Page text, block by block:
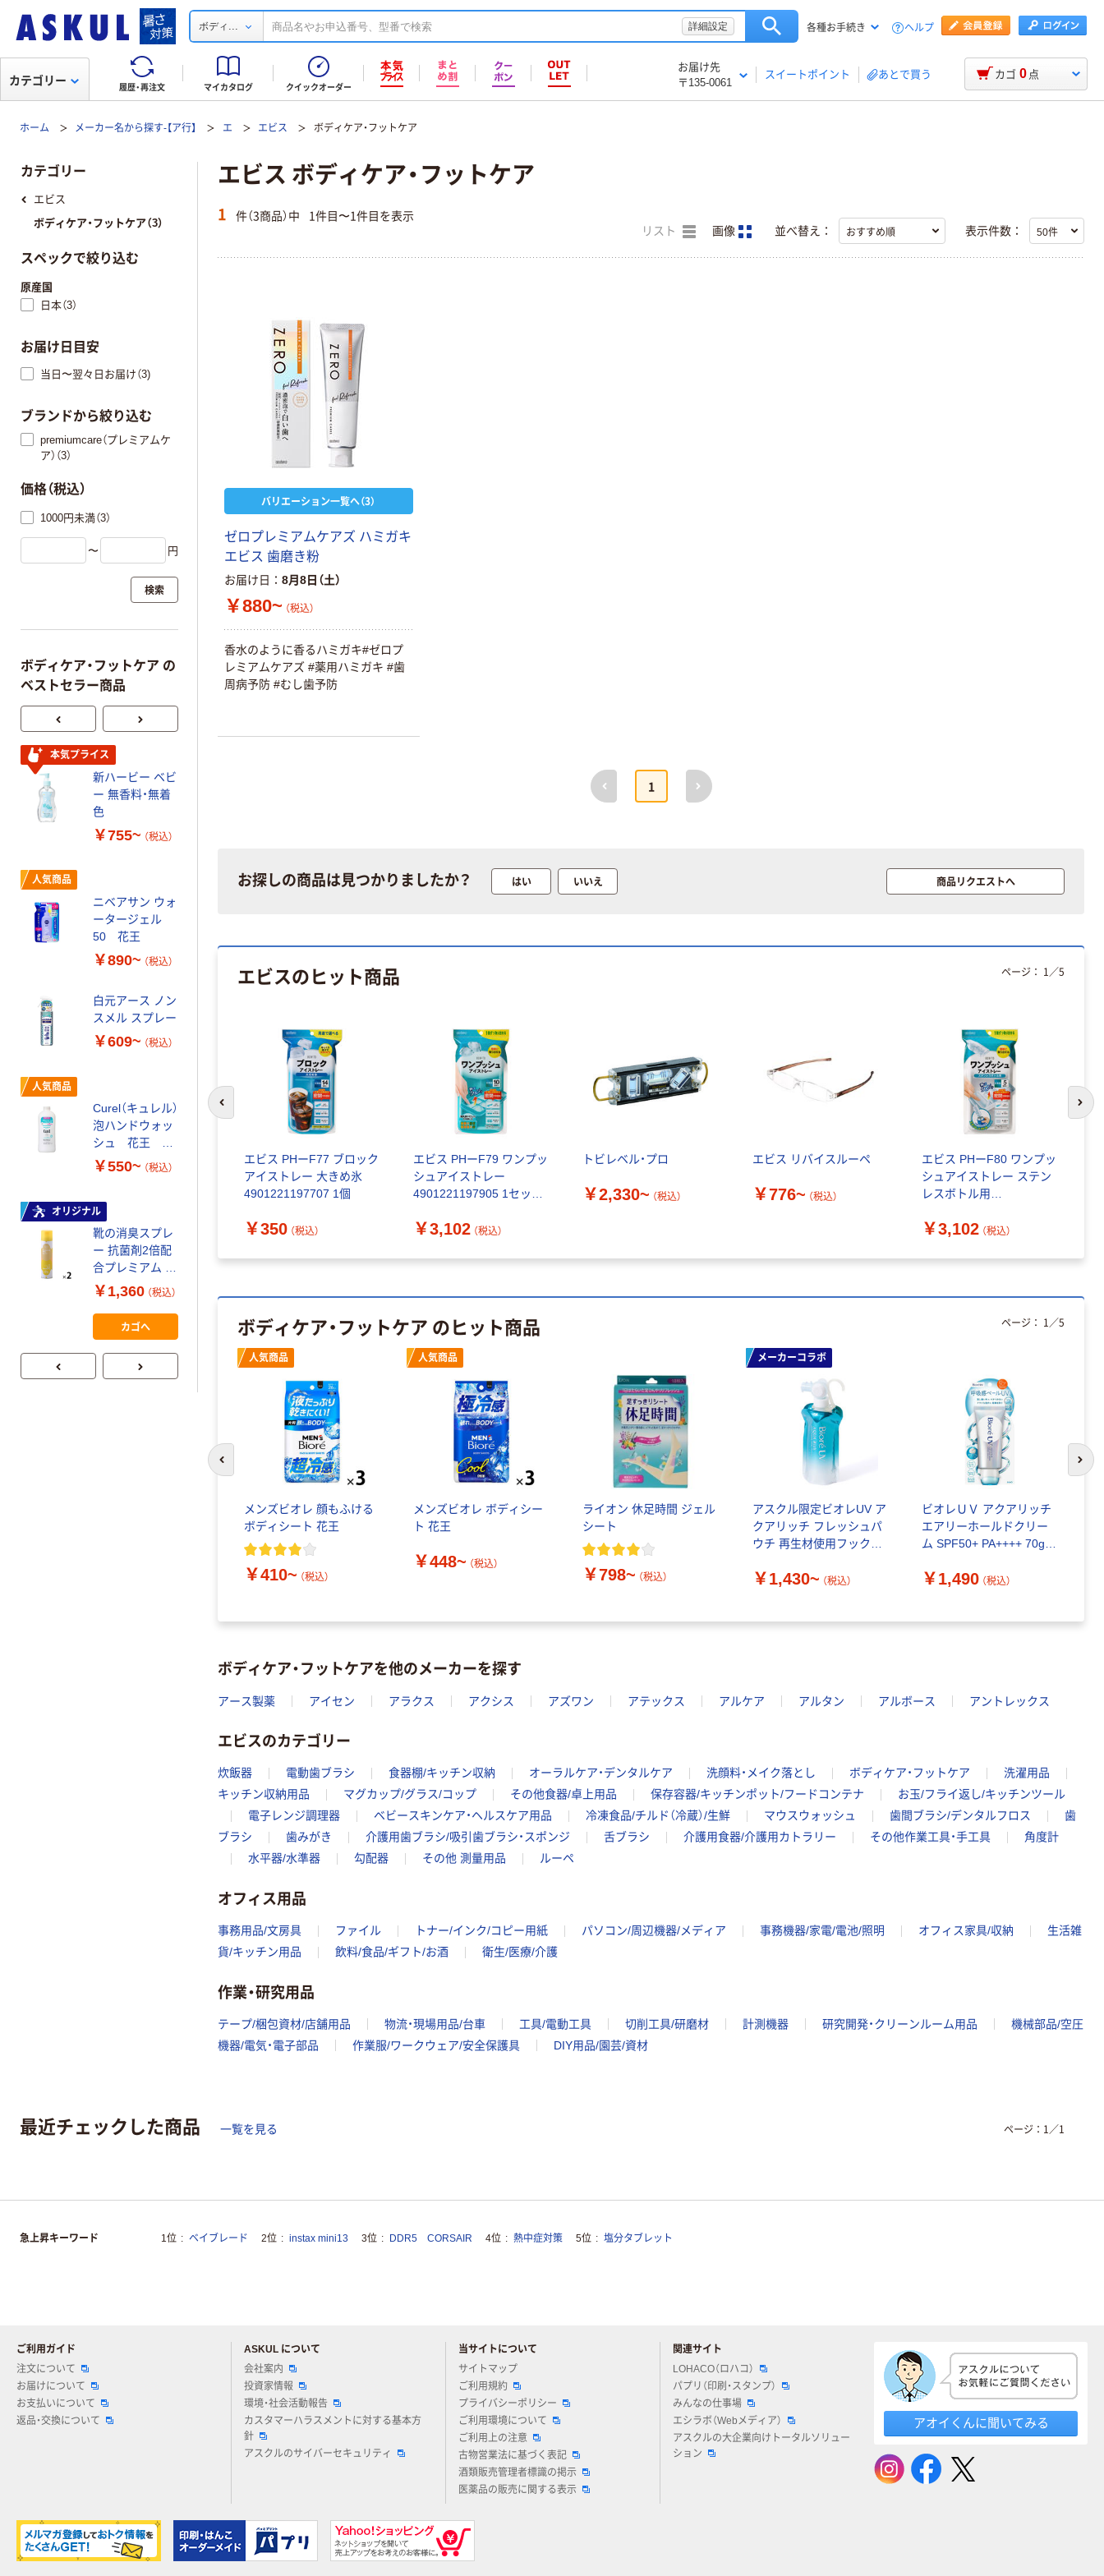
ボディ ... 詳細設定 各種お手続き ヘルプ
履歴・再注文 マイカタログ クイックオーダー
お届け先
〒135-0061
スイートポイント あとで買う
カテゴリー カゴ 0 点
ホーム メーカー名から探す-【ア行】 エ エビス ボディケア・フットケア
エビス ボディケア・フットケア
1 件（3商品）中 1件目〜1件目を表示
リスト 画像 並べ替え： 表示件数：
バリエーション一覧へ（3）
ゼロプレミアムケアズ ハミガキ
エビス 歯磨き粉
お届け日 8月8日（土）
￥880~ （税込）
香水のように香るハミガキ#ゼロプ
レミアムケアズ #薬用ハミガキ #歯
周病予防 #むし歯予防
前へ
1
次へ
お探しの商品は見つかりましたか？ はい いいえ 商品リクエストへ
エビスのヒット商品
エビス PHーF77 ブロック
アイストレー 大きめ氷
4901221197707 1個
￥350 （税込）
エビス PHーF79 ワンプッ
シュアイストレー
4901221197905 1セット
￥3,102 （税込）
トビレベル・プロ
￥2,330~ （税込）
エビス リバイスルーペ
￥776~ （税込）
エビス PHーF80 ワンプッ
シュアイストレー ステン
レスボトル用
(6個)（直送品）
￥3,102 （税込）
ページ： 1 ／5
前のスライドへ 次
ボディケア・フットケア のヒット商品
人気商品
メンズビオレ 顔もふける
ボディシート 花王
￥410~ （税込）
人気商品
メンズビオレ ボディシー
ト 花王
￥448~ （税込）
ライオン 休足時間 ジェル
シート
￥798~ （税込）
メーカーコラボ
アスクル限定ビオレUV ア
クアリッチ フレッシュパ
ウチ 再生材使用フック付
￥1,430~ （税込）
ビオレＵＶ アクアリッチ
エアリーホールドクリー
ム SPF50+ PA++++ 70g
￥1,490 （税込）
ページ： 1 ／5
前のスライドへ 次
ボディケア・フットケアを他のメーカーを探す
アース製薬 アイセン アラクス アクシス アズワン アテックス アルケア アルタン アルボース アントレックス
エビスのカテゴリー
炊飯器 電動歯ブラシ 食器棚/キッチン収納 オーラルケア・デンタルケア 洗顔料・メイク落とし ボディケア・フットケア
洗濯用品
キッチン収納用品
マグカップ/グラス/コップ その他食器/卓上用品 保存容器/キッチンポット/フードコンテナ
お玉/フライ返し/キッチンツール
電子レンジ調理器
ベビースキンケア・ヘルスケア用品 冷凍食品/チルド（冷蔵）/生鮮 マウスウォッシュ 歯間ブラシ/デンタルフロス
歯
ブラシ
歯みがき 介護用歯ブラシ/吸引歯ブラシ・スポンジ 舌ブラシ 介護用食器/介護用カトラリー その他作業工具・手工具
角度計
水平器/水準器
勾配器 その他 測量用品 ルーペ
オフィス用品
事務用品/文房具 ファイル トナー/インク/コピー用紙 パソコン/周辺機器/メディア 事務機器/家電/電池/照明 オフィス家具/収納
生活雑
貨/キッチン用品
飲料/食品/ギフト/お酒 衛生/医療/介護
作業・研究用品
テープ/梱包資材/店舗用品 物流・現場用品/台車 工具/電動工具 切削工具/研磨材 計測機器 研究開発・クリーンルーム用品
機械部品/空圧
機器/電気・電子部品
作業服/ワークウェア/安全保護具 DIY用品/園芸/資材
カテゴリー
エビス
ボディケア・フットケア（3）
スペックで絞り込む
原産国
日本（3）
お届け日目安
当日〜翌々日お届け（3)
ブランドから絞り込む
premiumcare（プレミアムケ
ア）（3）
価格（税込）
1000円未満（3）
〜 円
検索
ボディケア・フットケア の
ベストセラー商品
本気プライス
新ハービー ベビ
ー 無香料・無着
色
￥755~ （税込）
人気商品
ニベアサン ウォ
ータージェル
50 花王
￥890~ （税込）
白元アース ノン
スメル スプレー
￥609~ （税込）
人気商品
Curel（キュレル）
泡ハンドウォッ
シュ 花王 ハ
ンドソープ
￥550~ （税込）
オリジナル
靴の消臭スプレ
ー 抗菌剤2倍配
合プレミアム 除
菌 無香料 無着
色 280ml 1セッ
ト（2本） ピノー
レ オリジナル
￥1,360 （税込）
カゴへ
高保湿
atrix（アトリック
ス） ハンドクリ
ーム・ハンドジ
Vaseline（ヴァセ
リン） インテン
シブケア アドバ
ンスドリペア ボ
ディローション
無香料 シービッ
￥638~ （税込）
u） 角層まで浸透
するうるおいミ
ルク 300ml 花王
ル
カゴへ
新ハービー ベビ
ー 無香料・無着
人気商品
人気商品
Curel（キュレル）
ンドソープ
￥550~
色 280ml 1セッ
最近チェックした商品 一覧を見る ページ： 1 ／1
急上昇キーワード 1位 ベイブレード 2位 instax mini13 3位 DDR5 CORSAIR 4位 熱中症対策 5位 塩分タブレット
ご利用ガイド
注文について
お届けについて
お支払いについて
返品・交換について
ASKUL について
会社案内
投資家情報
環境・社会活動報告
カスタマーハラスメントに対する基本方
針
アスクルのサイバーセキュリティ
当サイトについて
サイトマップ
ご利用規約
プライバシーポリシー
ご利用環境について
ご利用上の注意
古物営業法に基づく表記
酒類販売管理者標識の掲示
医薬品の販売に関する表示
関連サイト
LOHACO（ロハコ）
パプリ（印刷・スタンプ）
みんなの仕事場
エシラボ（Webメディア）
アスクルの大企業向けトータルソリュー
ション
アオイくんに聞いてみる